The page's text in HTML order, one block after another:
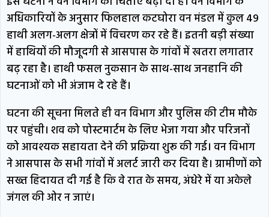
अधिकारियों के अनुसार फिलहाल कटघोरा वन मंडल में कुल 49
हाथी अलग-अलग क्षेत्रों में विचरण कर रहे हैं। इतनी बड़ी संख्या
में हाथियों की मौजूदगी से आसपास के गांवों में खतरा लगातार
बढ़ रहा है। हाथी फसल नुकसान के साथ-साथ जनहानि की
घटनाओं को भी अंजाम दे रहे हैं।
घटना की सूचना मिलते ही वन विभाग और पुलिस की टीम मौके
पर पहुंची। शव को पोस्टमार्टम के लिए भेजा गया और परिजनों
को आवश्यक सहायता देने की प्रक्रिया शुरू की गई। वन विभाग
ने आसपास के सभी गांवों में अलर्ट जारी कर दिया है। ग्रामीणों को
सख्त हिदायत दी गई है कि वे रात के समय, अंधेरे में या अकेले
जंगल की ओर न जाएं।